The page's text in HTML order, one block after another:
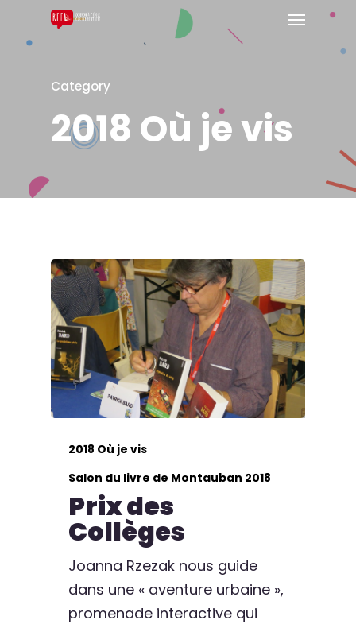
Category
2018 Où je vis
2018 Où je vis
Salon du livre de Montauban 2018
Prix des
Collèges
Joanna Rzezak nous guide
dans une « aventure urbaine »,
promenade interactive qui